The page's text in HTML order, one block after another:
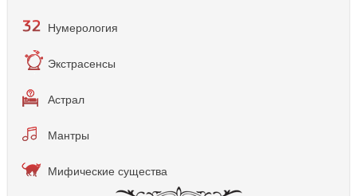
Нумерология
Экстрасенсы
Астрал
Мантры
Мифические существа